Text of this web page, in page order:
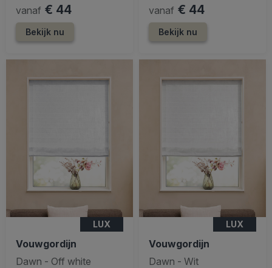
vanaf € 44
Bekijk nu
vanaf € 44
Bekijk nu
LUX
Vouwgordijn
Dawn - Off white
LUX
Vouwgordijn
Dawn - Wit